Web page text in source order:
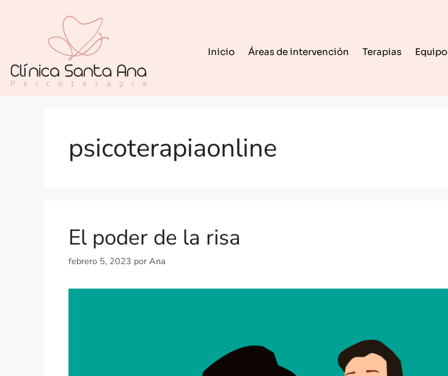
Inicio Áreas de intervención Terapias Equipo
psicoterapiaonline
El poder de la risa
febrero 5, 2023 por Ana